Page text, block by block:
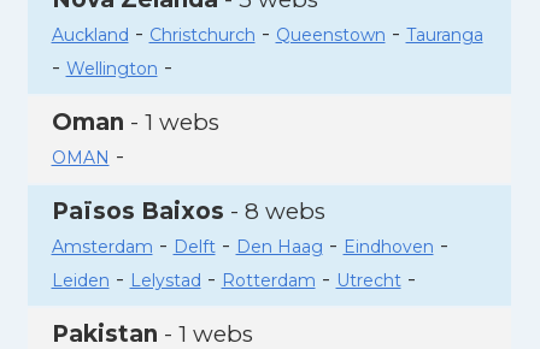
Auckland - Christchurch - Queenstown - Tauranga
- Wellington -
Oman - 1 webs
OMAN -
Països Baixos - 8 webs
Amsterdam - Delft- Den Haag - Eindhoven -
Leiden - Lelystad - Rotterdam - Utrecht-
Pakistan - 1 webs